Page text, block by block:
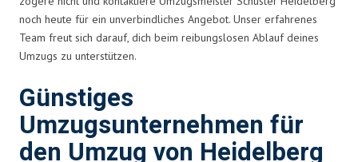
noch heute für ein unverbindliches Angebot. Unser erfahrenes
Team freut sich darauf, dich beim reibungslosen Ablauf deines
Umzugs zu unterstützen.
Günstiges
Umzugsunternehmen für
den Umzug von Heidelberg